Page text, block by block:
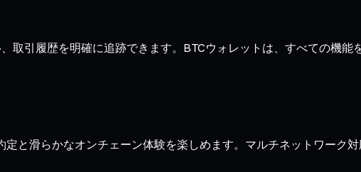
取引履歴を明確に追跡できます。BTCウォレットは、すべての機能
と滑らかなオンチェーン体験を楽しめます。マルチネットワーク